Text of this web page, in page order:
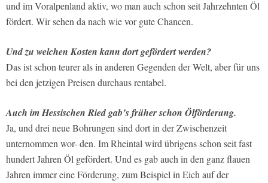
und im Voralpenland aktiv, wo man auch schon seit Jahrzehnten Öl
fördert. Wir sehen da nach wie vor gute Chancen.
Und zu welchen Kosten kann dort gefördert werden?
Das ist schon teurer als in anderen Gegenden der Welt, aber für uns
bei den jetzigen Preisen durchaus rentabel.
Auch im Hessischen Ried gab’s früher schon Ölförderung.
Ja, und drei neue Bohrungen sind dort in der Zwischenzeit
unternommen wor- den. Im Rheintal wird übrigens schon seit fast
hundert Jahren Öl gefördert. Und es gab auch in den ganz flauen
Jahren immer eine Förderung, zum Beispiel in Eich auf der